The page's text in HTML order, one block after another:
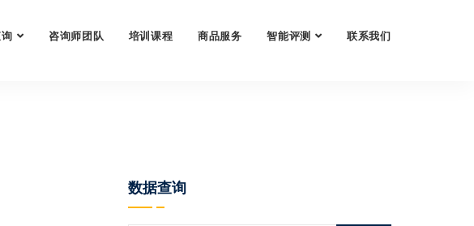
咨询师团队 培训课程 商品服务 智能评测 联系我们
数据查询